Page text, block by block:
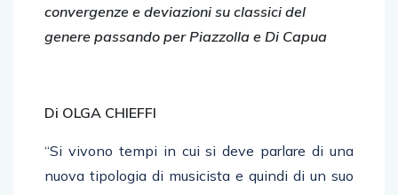
convergenze e deviazioni su classici del
genere passando per Piazzolla e Di Capua
Di OLGA CHIEFFI
“Si vivono tempi in cui si deve parlare di una
nuova tipologia di musicista e quindi di un suo